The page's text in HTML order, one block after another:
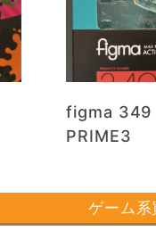
figma 349
PRIME3
ゲーム系